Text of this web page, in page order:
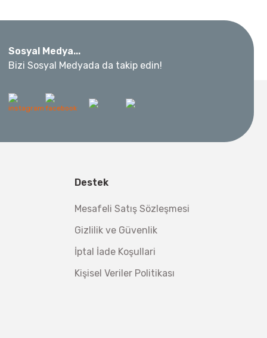
50Mt
12 kVA
Sosyal Medya...
Bizi Sosyal Medyada da takip edin!
Destek
Mesafeli Satış Sözleşmesi
Gizlilik ve Güvenlik
İptal İade Koşullari
Kişisel Veriler Politikası